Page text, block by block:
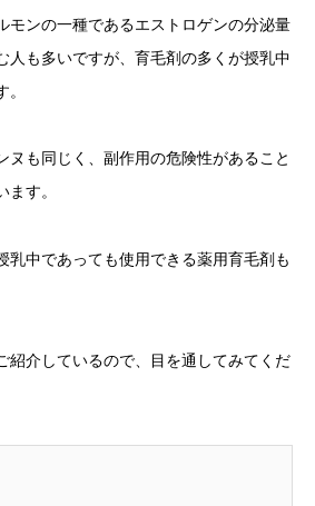
モンの一種であるエストロゲンの分泌量
人も多いですが、育毛剤の多くが授乳中
ヌも同じく、副作用の危険性があること
す。
乳中であっても使用できる薬用育毛剤も
紹介しているので、目を通してみてくだ